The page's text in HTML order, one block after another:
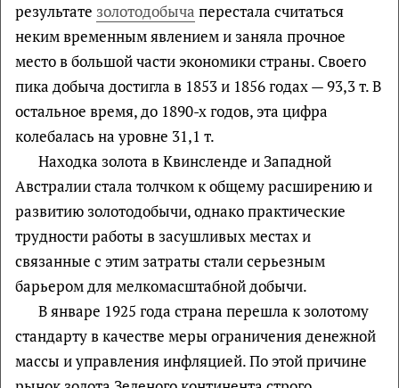
результате золотодобыча перестала считаться
неким временным явлением и заняла прочное
место в большой части экономики страны. Своего
пика добыча достигла в 1853 и 1856 годах — 93,3 т. В
остальное время, до 1890-х годов, эта цифра
колебалась на уровне 31,1 т.
Находка золота в Квинсленде и Западной
Австралии стала толчком к общему расширению и
развитию золотодобычи, однако практические
трудности работы в засушливых местах и
связанные с этим затраты стали серьезным
барьером для мелкомасштабной добычи.
В январе 1925 года страна перешла к золотому
стандарту в качестве меры ограничения денежной
массы и управления инфляцией. По этой причине